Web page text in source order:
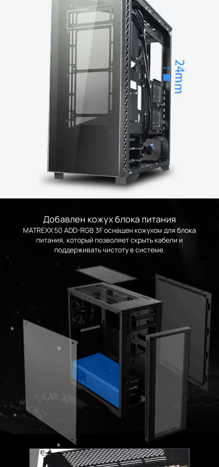
Добавлен кожух блока питания
MATREXX 50 ADD-RGB 3F оснащен кожухом для блока
питания, который позволяет скрыть кабели и
поддерживать чистоту в системе.